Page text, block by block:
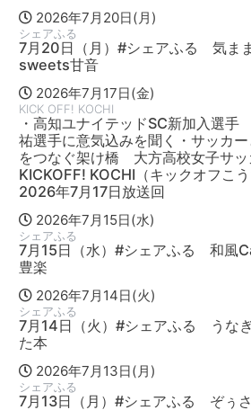
2026年7月20日(月)
シェアふる
7月20日（月）#シェアふる 気まま
sweets甘音
2026年7月17日(金)
KICK OFF! KOCHI
・高知ユナイテッドSC新加入選
祐選手に意気込みを聞く・サッカ
をつなぐ架け橋 大方高校女子サッ
KICKOFF! KOCHI（キックオフこう
2026年7月17日放送回
2026年7月15日(水)
シェアふる
7月15日（水）#シェアふる 和風
豊楽
2026年7月14日(火)
シェアふる
7月14日（火）#シェアふる うな
た本
2026年7月13日(月)
シェアふる
7月13日（月）#シェアふる ぞぅ